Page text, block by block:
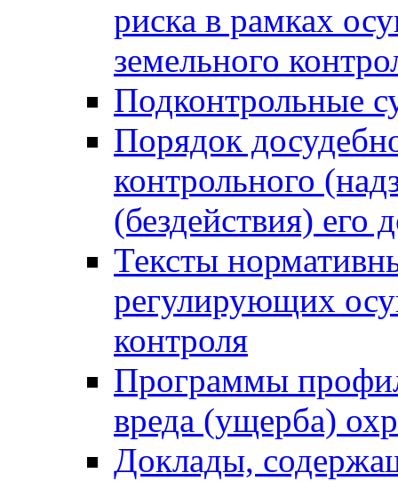
риска в рамках
земельного
Подконтрольные
Порядок
контрольного
(бездействия)
Тексты
регулирующих
контроля
Программы
вреда (ущерба)
Доклады,